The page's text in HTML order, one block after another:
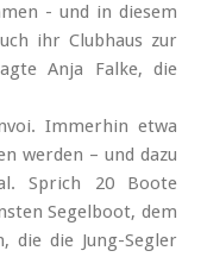
- und in diesem
ihr Club­haus zur
Anja Falke, die
Immerhin etwa
werden – und dazu
Sprich 20 Boote
Segel­boot, dem
die Jung-Segler